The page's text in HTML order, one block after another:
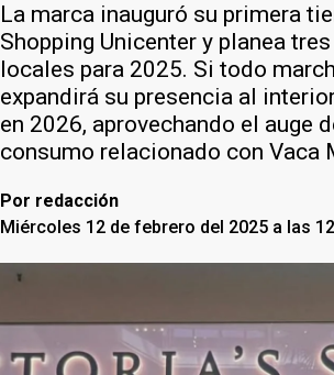
La marca inauguró su primera
Shopping Unicenter y planea
locales para 2025. Si todo
expandirá su presencia al
en 2026, aprovechando el auge
consumo relacionado con Vaca
Por redacción
Miércoles 12 de febrero del 2025 a las